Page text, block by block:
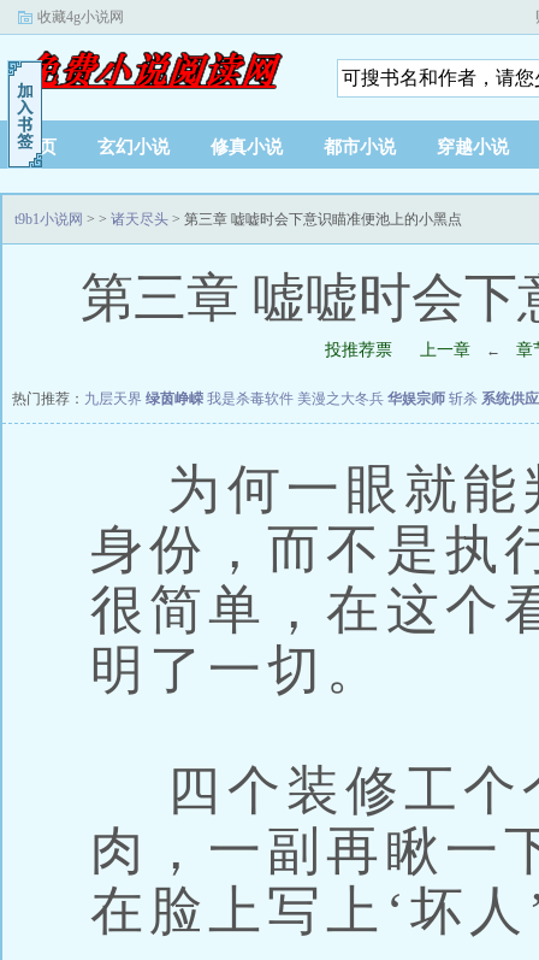
收藏4g小说网
首页 玄幻小说 修真小说 都市小说 穿越小说
t9b1小说网 > > 诸天尽头 > 第三章 嘘嘘时会下意识瞄准便池上的小黑点
第三章 嘘嘘时会
投推荐票 上一章 ← 章
热门推荐： 九层天界 绿茵峥嵘 我是杀毒软件 美漫之大冬兵 华娱宗师 斩杀 系统供
为何一眼就能
身份，而不是执
很简单，在这个
明了一切。
四个装修工个
肉，一副再瞅一
在脸上写上‘坏